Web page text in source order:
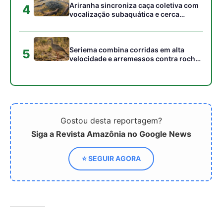
4
Ariranha sincroniza caça coletiva com
vocalização subaquática e cerca
5
Seriema combina corridas em alta
velocidade e arremessos contra rochas
Gostou desta reportagem?
Siga a Revista Amazônia no Google News
⭐ SEGUIR AGORA